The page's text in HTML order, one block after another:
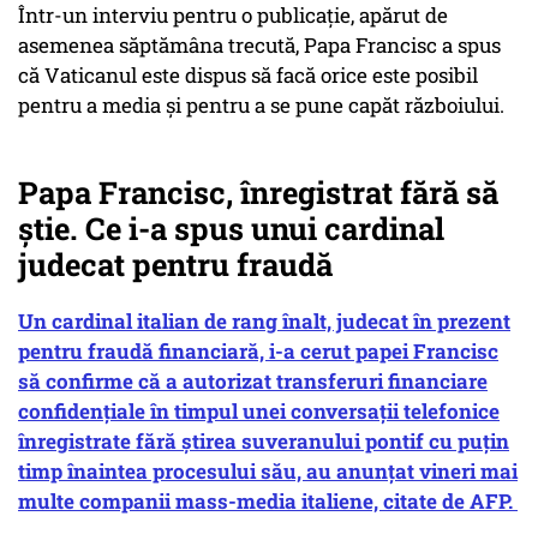
Într-un interviu pentru o publicaţie, apărut de
asemenea săptămâna trecută, Papa Francisc a spus
că Vaticanul este dispus să facă orice este posibil
pentru a media şi pentru a se pune capăt războiului.
Papa Francisc, înregistrat fără să
știe. Ce i-a spus unui cardinal
judecat pentru fraudă
Un cardinal italian de rang înalt, judecat în prezent
pentru fraudă financiară, i-a cerut papei Francisc
să confirme că a autorizat transferuri financiare
confidenţiale în timpul unei conversaţii telefonice
înregistrate fără ştirea suveranului pontif cu puţin
timp înaintea procesului său, au anunţat vineri mai
multe companii mass-media italiene, citate de AFP.